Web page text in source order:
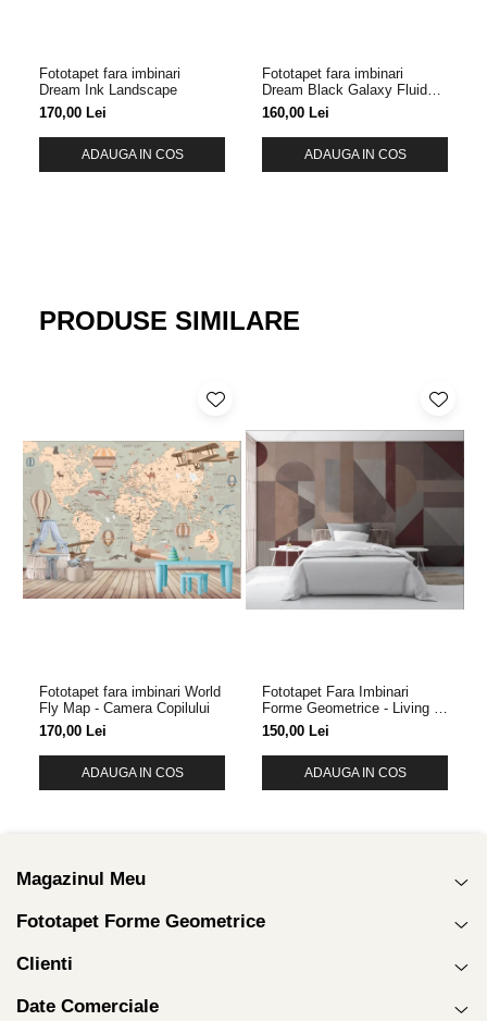
Fototapet fara imbinari
Dream Ink Landscape
170,00 Lei
ADAUGA IN COS
Fototapet fara imbinari
Dream Black Galaxy Fluid
Art
160,00 Lei
ADAUGA IN COS
PRODUSE SIMILARE
Fototapet fara imbinari World
Fly Map - Camera Copilului
170,00 Lei
ADAUGA IN COS
Fototapet Fara Imbinari
Forme Geometrice - Living &
Dormitor
150,00 Lei
ADAUGA IN COS
Magazinul Meu
Fototapet Forme Geometrice
Clienti
Date Comerciale